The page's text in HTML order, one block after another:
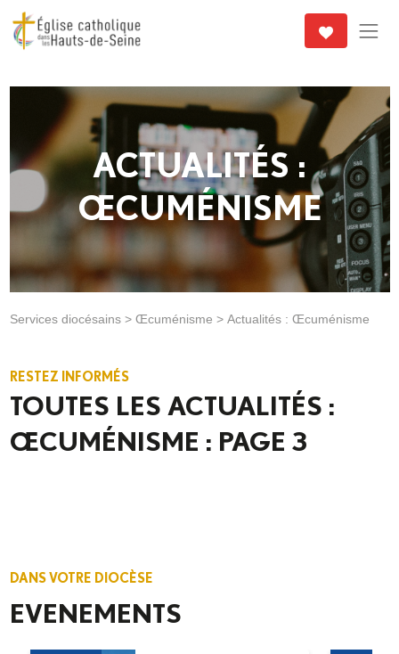
ACTUALITÉS :
ŒCUMÉNISME
Services diocésains> Œcuménisme > Actualités : Œcuménisme
RESTEZ INFORMÉS
TOUTES LES ACTUALITÉS :
ŒCUMÉNISME : PAGE 3
DANS VOTRE DIOCÈSE
EVENEMENTS